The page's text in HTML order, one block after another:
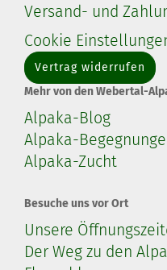
Versand- und
Cookie
Vertrag widerrufen
Mehr von den Webertal-
Alpaka-Blog
Alpaka-
Alpaka-Zucht
Besuche uns vor Ort
Unsere
Der Weg zu den